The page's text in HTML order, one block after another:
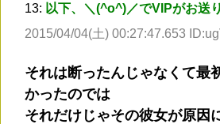
13: 以下、＼(^o^)／でVIPがお送
2015/04/04(土) 00:27:47.653
それは断ったんじゃなくて最
かったのでは
それだけじゃその彼女が原因